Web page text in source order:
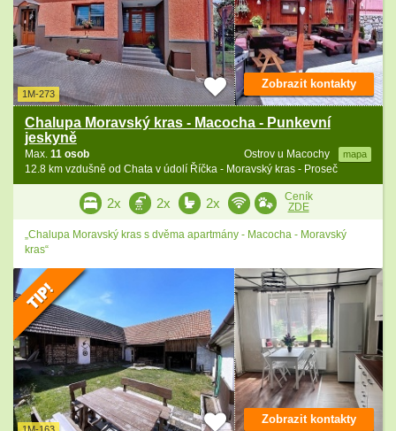
1M-273
Chalupa Moravský kras - Macocha - Punkevní
jeskyně
Ostrov u Macochy mapa
Max. 11 osob
12.8 km vzdušně od Chata v údolí Říčka - Moravský kras - Proseč
Zobrazit kontakty
2x 2x 2x
Ceník
ZDE
„Chalupa Moravský kras s dvěma apartmány - Macocha - Moravský
kras“
Zobrazit kontakty